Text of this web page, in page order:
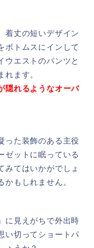
着丈の短いデザイン
ボトムスにインして
ウエストのパンツと
れます。
隠れるようなオーバ
った装飾のある主役
ゼットに眠っている
みてはいかがでしょ
かもしれません。
に見えがちで外出時
い切ってショートパ